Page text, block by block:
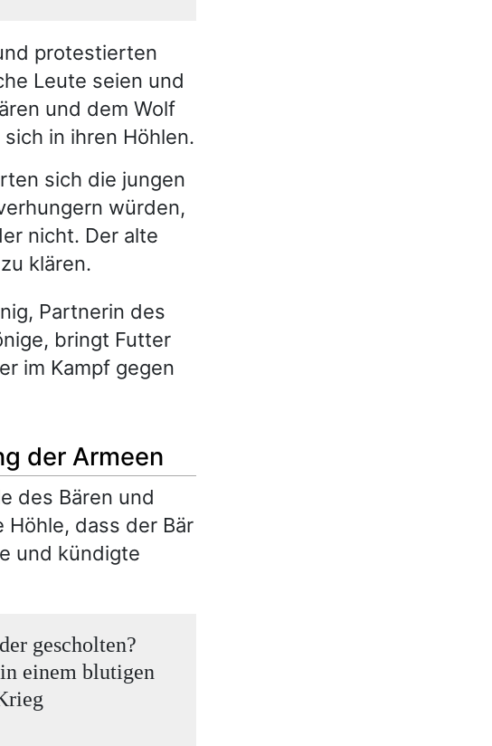
protestierten
Leute seien und
und dem Wolf
in ihren Höhlen.
sich die jungen
würden,
nicht. Der alte
klären.
Partnerin des
bringt Futter
im Kampf gegen
der Armeen
des Bären und
dass der Bär
und kündigte
gescholten?
einem blutigen